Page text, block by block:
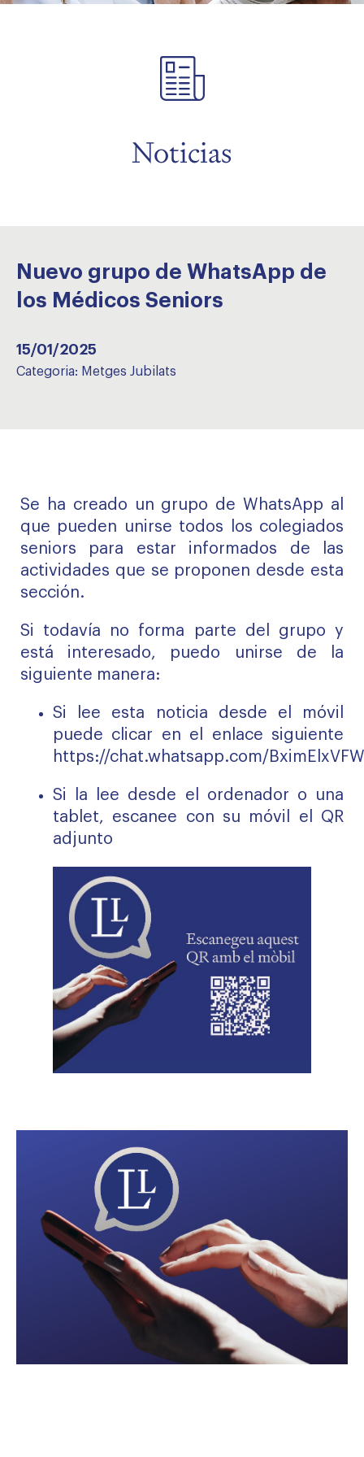
Noticias
Nuevo grupo de WhatsApp de
los Médicos Seniors
15/01/2025
Categoria: Metges Jubilats
Se ha creado un grupo de WhatsApp al
que pueden unirse todos los colegiados
seniors para estar informados de las
actividades que se proponen desde esta
sección.
Si todavía no forma parte del grupo y
está interesado, puedo unirse de la
siguiente manera:
Si lee esta noticia desde el móvil
puede clicar en el enlace siguiente
https://chat.whatsapp.com/
Si la lee desde el ordenador o una
tablet, escanee con su móvil el QR
adjunto